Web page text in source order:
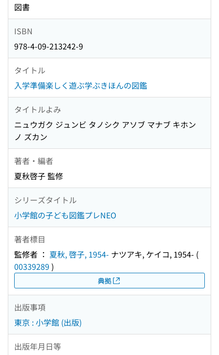
図書
ISBN
978-4-09-213242-9
タイトル
入学準備楽しく遊ぶ学ぶきほんの図鑑
タイトルよみ
ニュウガク ジュンビ タノシク アソブ マナブ キホン
ノ ズカン
著者・編者
夏秋啓子 監修
シリーズタイトル
小学館の子ども図鑑プレNEO
著者標目
監修者 ： 夏秋, 啓子, 1954- ナツアキ, ケイコ, 1954- (
00339289 )
典拠
出版事項
東京 : 小学館 (出版)
出版年月日等